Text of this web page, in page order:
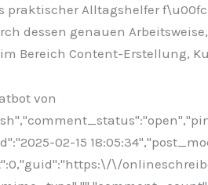
praktischer Alltagshelfer
dessen genauen
Bereich Content-Erstellung,
von
02-15
\/